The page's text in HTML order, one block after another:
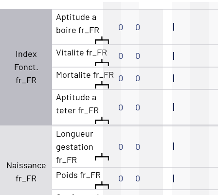
Index
Fonct.
fr_FR
Aptitude a
boire fr_FR
0 0
Vitalite fr_FR 0
0
Mortalite fr_FR 0
0
Aptitude a
teter fr_FR
0 0
Naissance
fr_FR
Longueur
gestation
fr_FR
0 0
Poids fr_FR 0
0